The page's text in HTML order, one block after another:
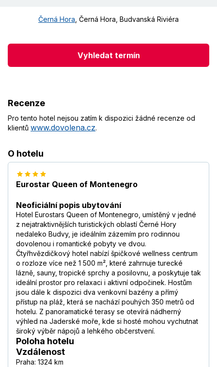
Černá Hora Černá Hora Budvanská Riviéra
Vyhledat termín
Recenze
Pro tento hotel nejsou zatím k dispozici žádné recenze od
klientů www.dovolena.cz.
O hotelu
Eurostar Queen of Montenegro
Neoficiální popis ubytování
Hotel Eurostars Queen of Montenegro, umístěný v jedné
z nejatraktivnějších turistických oblastí Černé Hory
nedaleko Budvy, je ideálním zázemím pro rodinnou
dovolenou i romantické pobyty ve dvou.
Čtyřhvězdičkový hotel nabízí špičkové wellness centrum
o rozloze více než 1 500 m², které zahrnuje turecké
lázně, sauny, tropické sprchy a posilovnu, a poskytuje tak
ideální prostor pro relaxaci i aktivní odpočinek. Hostům
jsou dále k dispozici dva venkovní bazény a přímý
přístup na pláž, která se nachází pouhých 350 metrů od
hotelu. Z panoramatické terasy se otevírá nádherný
výhled na Jaderské moře, kde si hosté mohou vychutnat
široký výběr nápojů a lehkého občerstvení.
Poloha hotelu
Vzdálenost
Praha: 1324 km